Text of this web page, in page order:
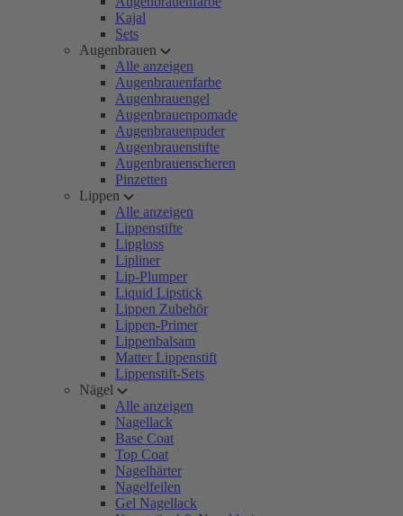
Kajal
Sets
Augenbrauen
Alle anzeigen
Augenbrauenfarbe
Augenbrauengel
Augenbrauenpomade
Augenbrauenpuder
Augenbrauenstifte
Augenbrauenscheren
Pinzetten
Lippen
Alle anzeigen
Lippenstifte
Lipgloss
Lipliner
Lip-Plumper
Liquid Lipstick
Lippen Zubehör
Lippen-Primer
Lippenbalsam
Matter Lippenstift
Lippenstift-Sets
Nägel
Alle anzeigen
Nagellack
Base Coat
Top Coat
Nagelhärter
Nagelfeilen
Gel Nagellack